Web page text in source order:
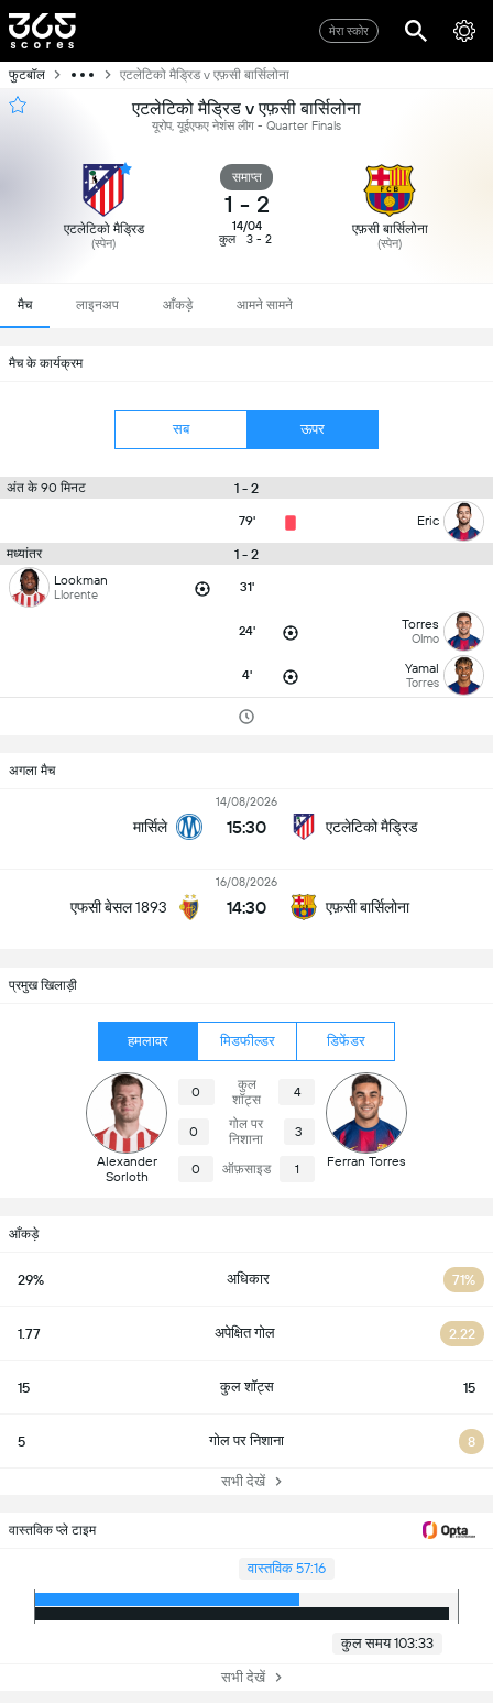
मेरा स्कोर
फुटबॉल एटलेटिको मैड्रिड v एफ़सी बार्सिलोना
एटलेटिको मैड्रिड v एफ़सी बार्सिलोना
यूरोप, यूईएफए नेशंस लीग - Quarter Finals
एटलेटिको मैड्रिड
(स्पेन)
समाप्त
1 - 2
14/04
कुल
3 - 2
एफ़सी बार्सिलोना
(स्पेन)
मैच लाइनअप आँकड़े आमने सामने
मैच के कार्यक्रम
सब ऊपर
अंत के 90 मिनट 1 - 2
79' Eric
मध्यांतर 1 - 2
Lookman
Llorente 31'
24' Torres
Olmo
4' Yamal
Torres
अगला मैच
मार्सिले
14/08/2026
15:30 एटलेटिको मैड्रिड
एफसी बेसल 1893
16/08/2026
14:30 एफ़सी बार्सिलोना
प्रमुख खिलाड़ी
हमलावर मिडफील्डर डिफेंडर
Alexander
Sorloth
0
कुल
शॉट्स
4
0
गोल पर
निशाना
3
0 ऑफ़साइड 1 Ferran Torres
आँकड़े
29% अधिकार 71%
1.77 अपेक्षित गोल 2.22
15 कुल शॉट्स 15
5 गोल पर निशाना 8
सभी देखें
वास्तविक प्ले टाइम
वास्तविक 57:16
कुल समय 103:33
सभी देखें